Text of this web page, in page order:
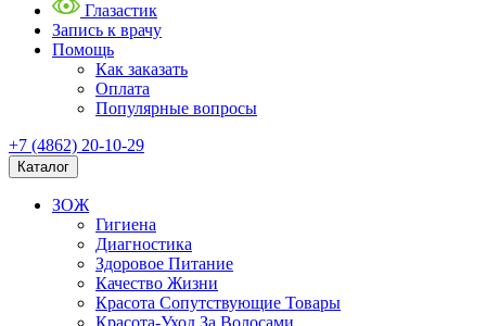
Глазастик
Запись к врачу
Помощь
Как заказать
Оплата
Популярные вопросы
+7 (4862) 20-10-29
Каталог
ЗОЖ
Гигиена
Диагностика
Здоровое Питание
Качество Жизни
Красота Сопутствующие Товары
Красота-Уход За Волосами